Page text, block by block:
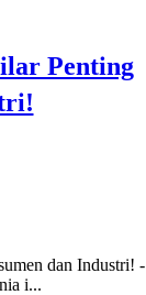
Penting
dan Industri! -
i...